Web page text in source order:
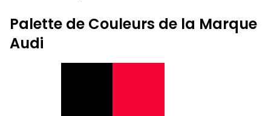
Palette de Couleurs de la Marque
Audi